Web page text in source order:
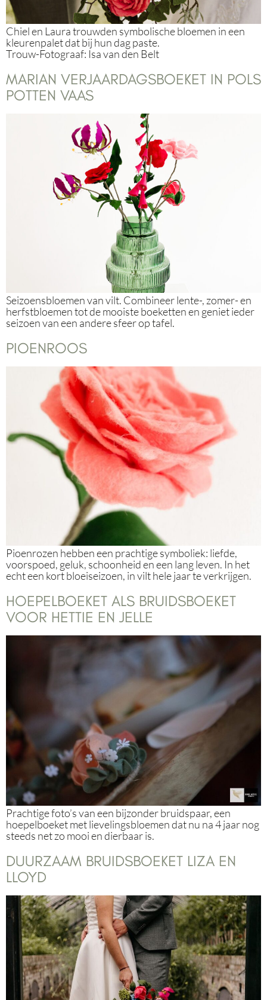
Chiel en Laura trouwden symbolische bloemen in een
kleurenpalet dat bij hun dag paste.
Trouw-Fotograaf: Isa van den Belt
MARIAN VERJAARDAGSBOEKET IN POLS
POTTEN VAAS
Seizoensbloemen van vilt. Combineer lente-, zomer- en
herfstbloemen tot de mooiste boeketten en geniet ieder
seizoen van een andere sfeer op tafel.
PIOENROOS
Pioenrozen hebben een prachtige symboliek: liefde,
voorspoed, geluk, schoonheid en een lang leven. In het
echt een kort bloeiseizoen, in vilt hele jaar te verkrijgen.
HOEPELBOEKET ALS BRUIDSBOEKET
VOOR HETTIE EN JELLE
Prachtige foto’s van een bijzonder bruidspaar, een
hoepelboeket met lievelingsbloemen dat nu na 4 jaar nog
steeds net zo mooi en dierbaar is.
DUURZAAM BRUIDSBOEKET LIZA EN
LLOYD